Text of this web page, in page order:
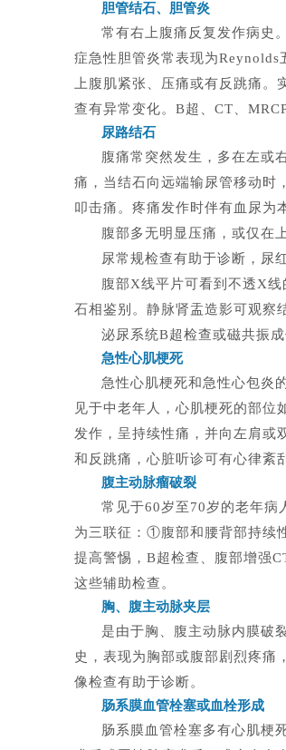
胆管结石、胆管炎
常有右上腹痛反复发作病史
症急性胆管炎常表现为
上腹肌紧张、压痛或有反跳痛
查有异常变化。B超、CT、
尿路结石
腹痛常突然发生，多在左或
痛，当结石向远端输尿管移动时
叩击痛。疼痛发作时伴有血尿为
腹部多无明显压痛，或仅在
尿常规检查有助于诊断，尿
腹部X线平片可看到不透X
石相鉴别。静脉肾盂造影可观察
泌尿系统B超检查或磁共振成
急性心肌梗死
急性心肌梗死和急性心包炎
见于中老年人，心肌梗死的部位
发作，呈持续性痛，并向左肩或
和反跳痛，心脏听诊可有心律紊
腹主动脉瘤破裂
常见于60岁至70岁的老年病
为三联征：①腹部和腰背部持续
提高警惕，B超检查、腹部增强
这些辅助检查。
胸、腹主动脉夹层
是由于胸、腹主动脉内膜破
史，表现为胸部或腹部剧烈疼痛
像检查有助于诊断。
肠系膜血管栓塞或血栓形成
肠系膜血管栓塞多有心肌梗